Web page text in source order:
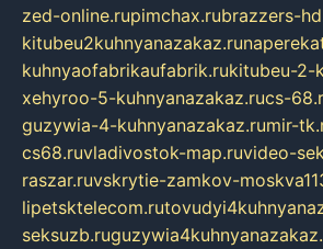
zed-online.rupimchax.rubrazzers-
kitubeu2kuhnyanazakaz.ru
kuhnyaofabrikaufabrik.rukitubeu-2-
xehyroo-5-kuhnyanazakaz.rucs-
guzywia-4-kuhnyanazakaz.rumir-
cs68.ruvladivostok-map.ruvideo-
raszar.ruvskrytie-zamkov-
lipetsktelecom.ru
seksuzb.ru